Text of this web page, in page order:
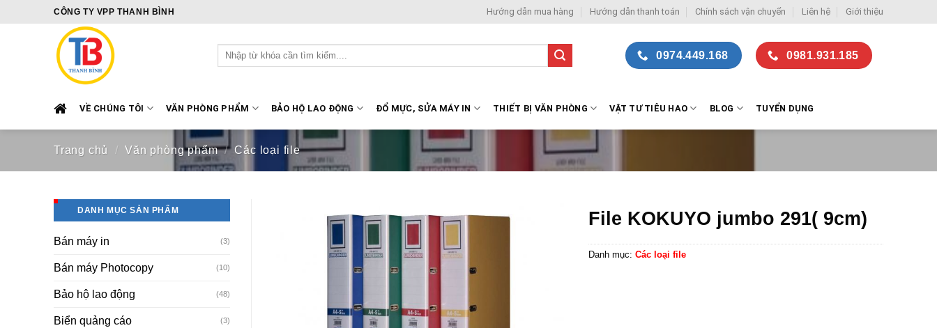
CÔNG TY VPP THANH BÌNH Hướng dẫn mua hàng Hướng dẫn thanh toán Chính sách vận chuyển Liên hệ Giới thiệu
Tìm
kiếm:
0974.449.168 0981.931.185
VỀ CHÚNG TÔI VĂN PHÒNG PHẨM BẢO HỘ LAO ĐỘNG ĐỔ MỰC, SỬA MÁY IN THIẾT BỊ VĂN PHÒNG VẬT TƯ TIÊU HAO BLOG TUYỂN DỤNG
Trang chủ / Văn phòng phẩm / Các loại file
DANH MỤC SẢN PHẨM
Bán máy in (3)
Bán máy Photocopy (10)
Bảo hộ lao động (48)
Biển quảng cáo (3)
File KOKUYO jumbo 291( 9cm)
Danh mục: Các loại file